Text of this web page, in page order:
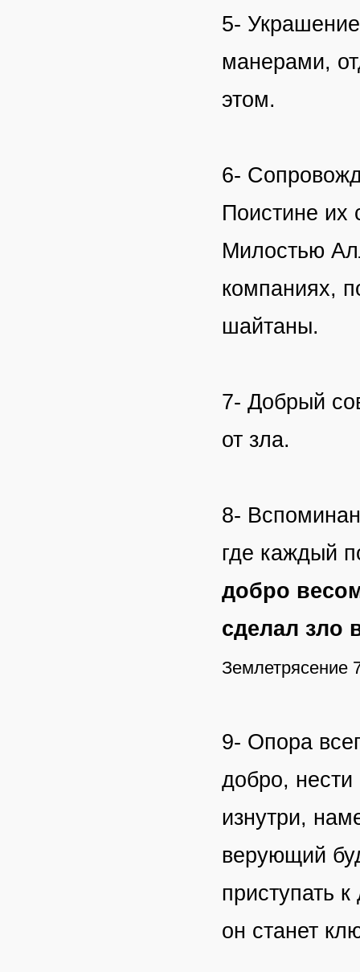
5-
манерами,
этом.
6-
Поистине их
Милостью
компаниях,
шайтаны.
7- Добрый
от зла.
8-
где каждый
добро
сделал зло
Землетрясение
9- Опора
добро, нести
изнутри,
верующий
приступать
он станет